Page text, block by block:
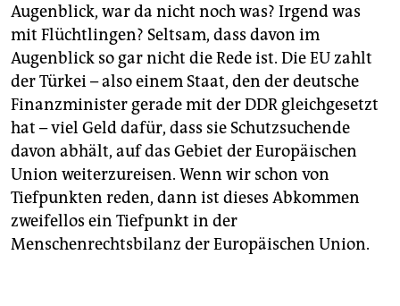
Augenblick, war da nicht noch was? Irgend was
mit Flüchtlingen? Seltsam, dass davon im
Augenblick so gar nicht die Rede ist. Die EU zahlt
der Türkei – also einem Staat, den der deutsche
Finanzminister gerade mit der DDR gleichgesetzt
hat – viel Geld dafür, dass sie Schutzsuchende
davon abhält, auf das Gebiet der Europäischen
Union weiterzureisen. Wenn wir schon von
Tiefpunkten reden, dann ist dieses Abkommen
zweifellos ein Tiefpunkt in der
Menschenrechtsbilanz der ­Europäischen Union.